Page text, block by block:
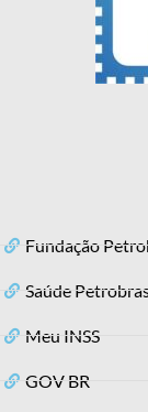
Fundação
Saúde
Meu INSS
GOV BR